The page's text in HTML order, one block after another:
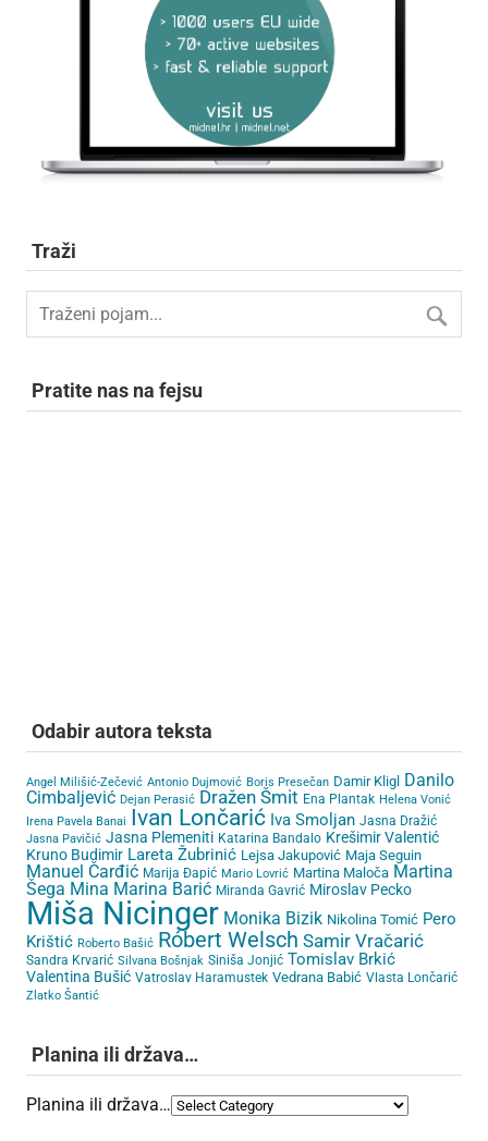
Traži
Pratite nas na fejsu
Odabir autora teksta
Angel Milišić-Zečević Antonio Dujmović Boris Presečan Damir Kligl Danilo
Cimbaljević Dejan Perasić Dražen Šmit Ena Plantak Helena Vonić
Irena Pavela Banai Ivan Lončarić Iva Smoljan Jasna Dražić
Jasna Pavičić Jasna Plemeniti Katarina Bandalo Krešimir Valentić
Kruno Budimir Lareta Žubrinić Lejsa Jakupović Maja Seguin
Manuel Čarđić Marija Đapić Mario Lovrić Martina Maloča Martina
Šega Mina Marina Barić Miranda Gavrić Miroslav Pecko
Miša Nicinger Monika Bizik Nikolina Tomić Pero
Krištić Roberto Bašić Róbert Welsch Samir Vračarić
Sandra Krvarić Silvana Bošnjak Siniša Jonjić Tomislav Brkić
Valentina Bušić Vatroslav Haramustek Vedrana Babić Vlasta Lončarić
Zlatko Šantić
Planina ili država…
Planina ili država…